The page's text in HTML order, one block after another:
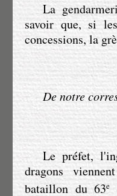
La
savoir que, si
De notre
Le préfet,
dragons
bataillon du 63e